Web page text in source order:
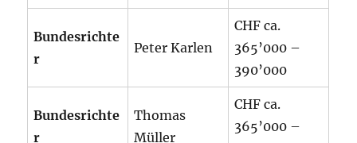
Bundesrichte
r
Peter Karlen
CHF ca.
365’000 –
390’000
Bundesrichte
r
Thomas
Müller
CHF ca.
365’000 –